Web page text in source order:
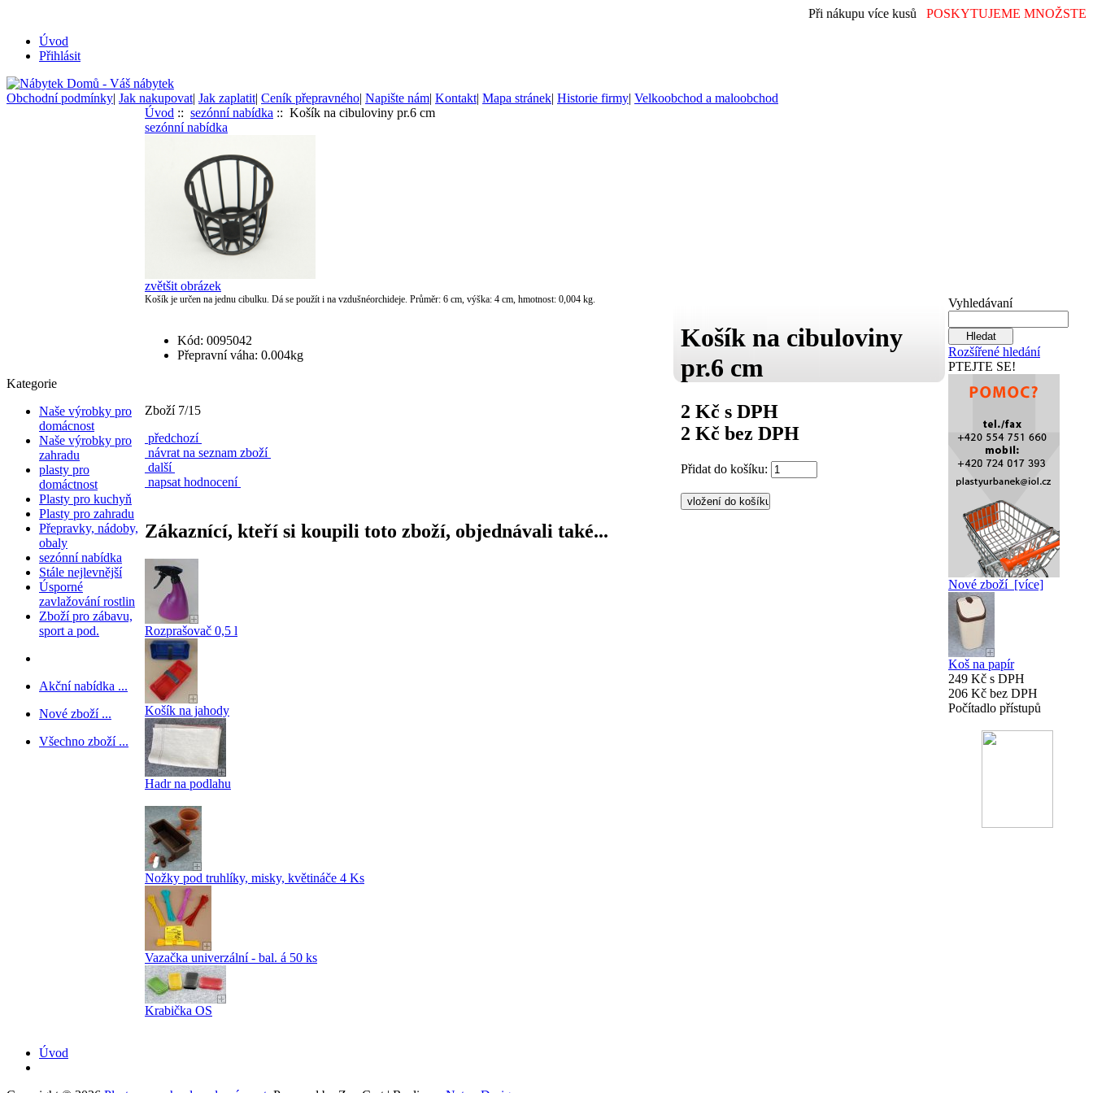
Při nákupu více kusůPOSKYTUJEME
Úvod
Přihlásit
Obchodní podmínky| Jak nakupovat| Jak zaplatit| Ceník přepravného| Napište nám| Kontakt| Mapa stránek| Historie firmy| Velkoobchod a maloobchod
Kategorie
Naše výrobky pro
domácnost
Naše výrobky pro
zahradu
plasty pro
domáctnost
Plasty pro kuchyň
Plasty pro zahradu
Přepravky, nádoby,
obaly
sezónní nabídka
Stále nejlevnější
Úsporné
zavlažování rostlin
Zboží pro zábavu,
sport a pod.
Akční nabídka ...
Nové zboží ...
Všechno zboží ...
Úvod :: sezónní nabídka :: Košík na cibuloviny pr.6 cm
sezónní nabídka
zvětšit obrázek
Košík na cibuloviny
pr.6 cm
2 Kč s DPH
2 Kč bez DPH
Přidat do košíku:
Košík je určen na jednu cibulku. Dá se použít i na vzdušnéorchideje. Průměr: 6 cm, výška: 4 cm, hmotnost: 0,004 kg.
Kód: 0095042
Přepravní váha: 0.004kg
Zboží 7/15
předchozí
návrat na seznam zboží
další
napsat hodnocení
Zákaznící, kteří si koupili toto zboží, objednávali také...
Rozprašovač 0,5 l
Košík na jahody
Hadr na podlahu
Nožky pod truhlíky, misky, květináče 4 Ks
Vazačka univerzální - bal. á 50 ks
Krabička OS
Vyhledávaní
Rozšířené hledání
PTEJTE SE!
Nové zboží [více]
Koš na papír
249 Kč s DPH
206 Kč bez DPH
Počítadlo přístupů
Úvod